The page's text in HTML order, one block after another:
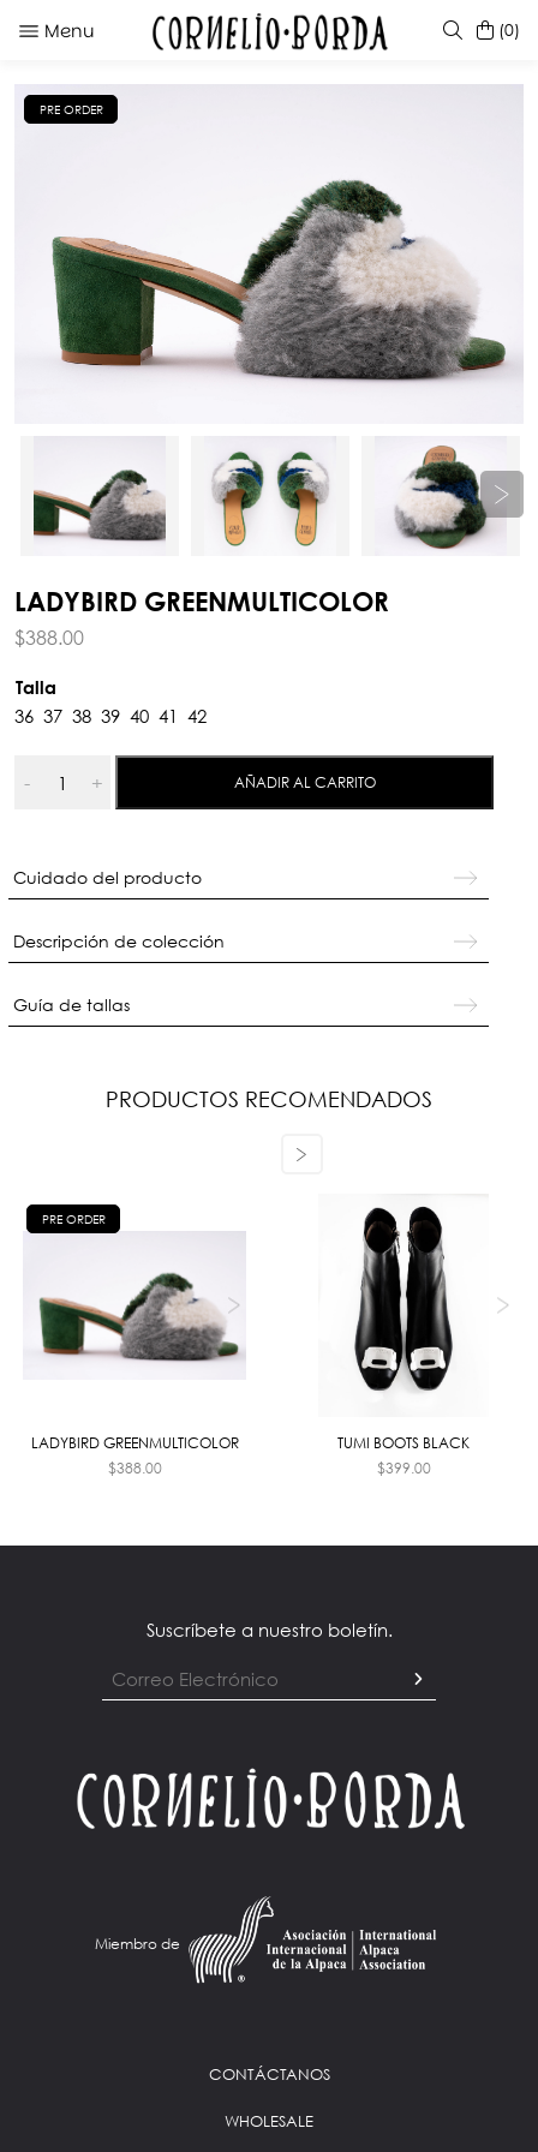
Menu (0)
SUGERENCIAS
COLCA YELLOW
LUISA ZEBRA
PRE ORDER
LADYBIRD GREENMULTICOLOR
$388.00
Talla
36 37 38 39 40 41 42
Greenmulticolor
+
- AÑADIR AL CARRITO
Cuidado del producto
Descripción de colección
Guía de tallas
PRODUCTOS RECOMENDADOS
PRE ORDER
LADYBIRD GREENMULTICOLOR
$388.00
TUMI BOOTS BLACK
$399.00
Suscríbete a nuestro boletín.
Miembro de
CONTÁCTANOS
WHOLESALE